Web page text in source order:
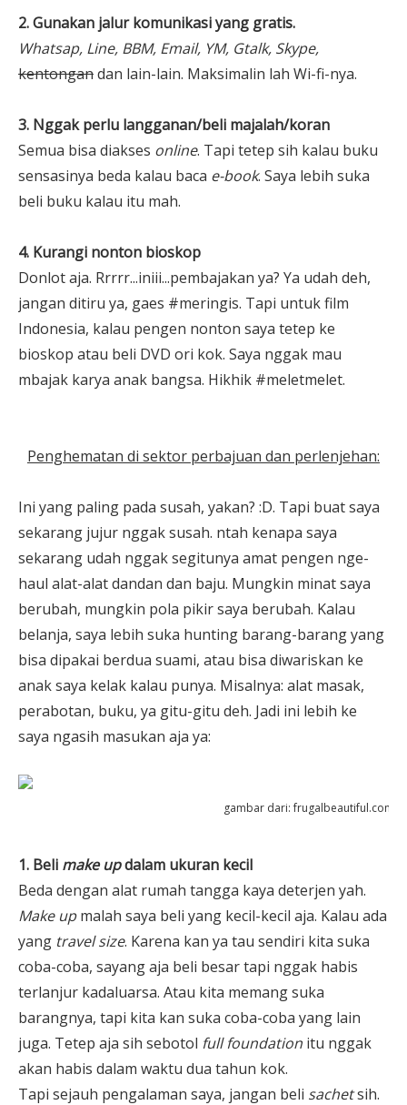
2. Gunakan jalur komunikasi yang gratis.
Whatsap, Line, BBM, Email, YM, Gtalk, Skype,
kentongandan lain-lain. Maksimalin lah Wi-fi-nya.
3. Nggak perlu langganan/beli majalah/koran
Semua bisa diakses online. Tapi tetep sih kalau buku
sensasinya beda kalau baca e-book. Saya lebih suka
beli buku kalau itu mah.
4. Kurangi nonton bioskop
Donlot aja. Rrrrr...iniii...pembajakan ya? Ya udah deh,
jangan ditiru ya, gaes #meringis. Tapi untuk film
Indonesia, kalau pengen nonton saya tetep ke
bioskop atau beli DVD ori kok. Saya nggak mau
mbajak karya anak bangsa. Hikhik #meletmelet.
Penghematan di sektor perbajuan dan perlenjehan:
Ini yang paling pada susah, yakan? :D. Tapi buat saya
sekarang jujur nggak susah. ntah kenapa saya
sekarang udah nggak segitunya amat pengen nge-
haul alat-alat dandan dan baju. Mungkin minat saya
berubah, mungkin pola pikir saya berubah. Kalau
belanja, saya lebih suka hunting barang-barang yang
bisa dipakai berdua suami, atau bisa diwariskan ke
anak saya kelak kalau punya. Misalnya: alat masak,
perabotan, buku, ya gitu-gitu deh. Jadi ini lebih ke
saya ngasih masukan aja ya:
gambar dari:frugalbeautiful.com
1. Beli make updalam ukuran kecil
Beda dengan alat rumah tangga kaya deterjen yah.
Make upmalah saya beli yang kecil-kecil aja. Kalau ada
yang travel size. Karena kan ya tau sendiri kita suka
coba-coba, sayang aja beli besar tapi nggak habis
terlanjur kadaluarsa. Atau kita memang suka
barangnya, tapi kita kan suka coba-coba yang lain
juga. Tetep aja sih sebotol full foundation itu nggak
akan habis dalam waktu dua tahun kok.
Tapi sejauh pengalaman saya, jangan beli sachetsih.